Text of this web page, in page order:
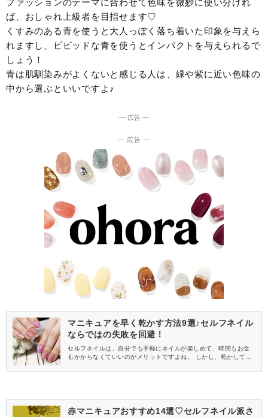
ファッションのテーマに合わせて色味を微妙に使い分けれ
ば、おしゃれ上級者を目指せます♡
くすみのある青を使うと大人っぽく落ち着いた印象を与えら
れますし、ビビッドな青を使うとインパクトを与えられるで
しょう！
青は肌馴染みがよくないと感じる人は、緑や紫に近い色味の
中から選ぶといいですよ♪
― 広告 ―
― 広告 ―
マニキュアを早く乾かす方法9選♪セルフネイル
ならではの失敗を回避！
セルフネイルは、自分でも手軽にネイルが楽しめて、時間もお金
もかからなくていいのがメリットですよね。 しかし、乾かしてい
たら乾いてなかったりした経験がある女性も多いのではないでし
す。
赤マニキュアおすすめ14選♡セルフネイル派さ